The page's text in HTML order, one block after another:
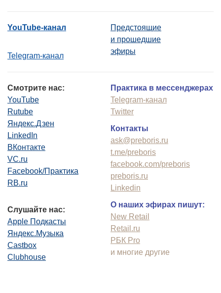
YouTube-канал
Telegram-канал
Предстоящие
и прошедшие
эфиры
Смотрите нас:
YouTube
Rutube
Яндекс.Дзен
LinkedIn
ВКонтакте
VC.ru
Facebook/Практика
RB.ru
Слушайте нас:
Apple Подкасты
Яндекс.Музыка
Castbox
Clubhouse
Практика в мессенджерах
Telegram-канал
Twitter
Контакты
ask@preboris.ru
t.me/preboris
facebook.com/preboris
preboris.ru
Linkedin
О наших эфирах пишут:
New Retail
Retail.ru
РБК Pro
и многие другие